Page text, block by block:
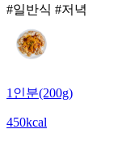
#일반식 #저녁
1인분(200g)
450kcal